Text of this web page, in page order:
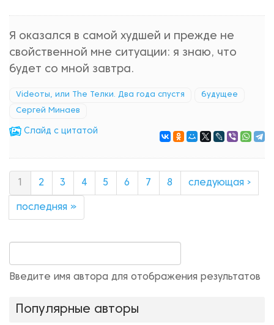
Я оказался в самой худшей и прежде не
свойственной мне ситуации: я знаю, что
будет со мной завтра.
Videoты, или The Телки. Два года спустя будущее
Сергей Минаев
Cлайд с цитатой
2 3 4 5 6 7 8 следующая ›
последняя »
Введите имя автора для отображения результатов
Популярные авторы